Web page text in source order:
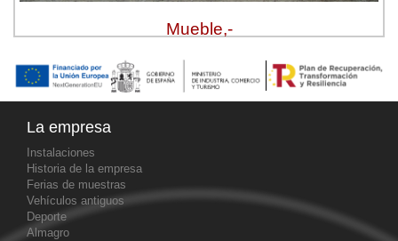
Mueble,-
La empresa
Instalaciones
Historia de la empresa
Ferias de muestras
Vehículos antiguos
Deporte
Almagro